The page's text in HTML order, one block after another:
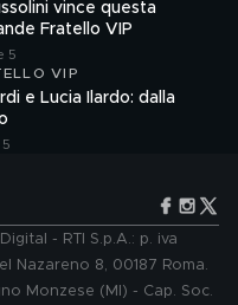
vince questa
Fratello VIP
5
VIP
e Lucia Ilardo: dalla
- RTI S.p.A.: p. iva
Nazareno 8, 00187 Roma.
Monzese (MI) - Cap. Soc.